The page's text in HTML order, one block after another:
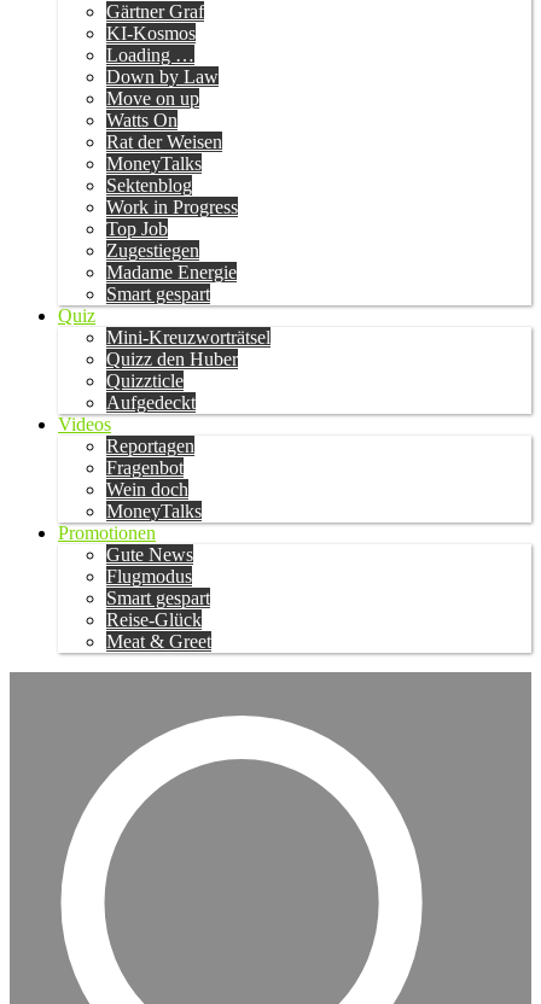
Gärtner Graf
KI-Kosmos
Loading …
Down by Law
Move on up
Watts On
Rat der Weisen
MoneyTalks
Sektenblog
Work in Progress
Top Job
Zugestiegen
Madame Energie
Smart gespart
Quiz
Mini-Kreuzworträtsel
Quizz den Huber
Quizzticle
Aufgedeckt
Videos
Reportagen
Fragenbot
Wein doch
MoneyTalks
Promotionen
Gute News
Flugmodus
Smart gespart
Reise-Glück
Meat & Greet